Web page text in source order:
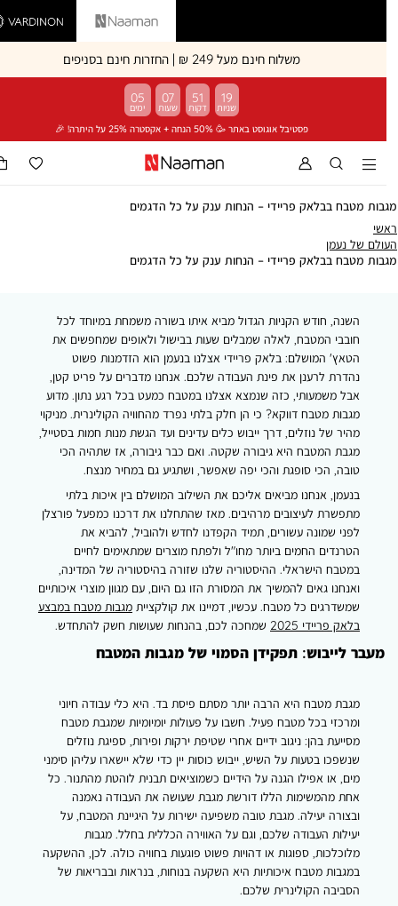
Vardinon Naaman
משלוח חינם מעל 249 ₪ | החזרות חינם בסניפים
פסטיבל אוגוסט באתר 🥳 50% הנחה + אקסטרה 25% על היתרה! 🎉
05 07
מטבח בבלאק פריידי – הנחות ענק על כל הדגמים
ראשי
של נעמןהעולם
של
מטבח בבלאק פריידי – הנחות ענק על כל הדגמיםמגבות
–
הנחות
ענק
על
הדגמים
השנה, חודש הקניות הגדול מביא איתו בשורה משמחת במיוחד לכל
חובבי המטבח, לאלה שמבלים שעות בבישול ולאופים שמחפשים את
הטאץ' המושלם: בלאק פריידי אצלנו בנעמן הוא הזדמנות פשוט
נהדרת לרענן את פינת העבודה שלכם. אנחנו מדברים על פריט קטן,
אבל משמעותי, כזה שנמצא אצלנו במטבח כמעט בכל רגע נתון. מדוע
מגבות מטבח דווקא? כי הן חלק בלתי נפרד מהחוויה הקולינרית. מניקוי
מהיר של נוזלים, דרך ייבוש כלים עדינים ועד הגשת מנות חמות בסטייל,
מגבת המטבח היא גיבורה שקטה. ואם כבר גיבורה, אז שתהיה הכי
טובה, הכי סופגת והכי יפה שאפשר, ושתגיע גם במחיר מנצח.
בנעמן, אנחנו מביאים אליכם את השילוב המושלם בין איכות בלתי
מתפשרת לעיצובים מרהיבים. מאז שהתחלנו את דרכנו כמפעל פורצלן
לפני שמונה עשורים, תמיד הקפדנו לחדש ולהוביל, להביא את
הטרנדים החמים ביותר מחו"ל ולפתח מוצרים שמתאימים לחיים
במטבח הישראלי. ההיסטוריה שלנו שזורה בהיסטוריה של המדינה,
ואנחנו גאים להמשיך את המסורת הזו גם היום, עם מגוון מוצרי איכותיים
שמשדרגים כל מטבח. עכשיו, דמיינו את קולקצייתמגבות מטבח במבצע
בלאק פריידי 2025
שמחכה לכם, בהנחות שעושות חשק להתחדש.
מעבר לייבוש: תפקידן הסמוי של מגבות המטבח
מגבת מטבח היא הרבה יותר מסתם פיסת בד. היא כלי עבודה חיוני
ומרכזי בכל מטבח פעיל. חשבו על פעולות יומיומיות שמגבת מטבח
מסייעת בהן: ניגוב ידיים אחרי שטיפת ירקות ופירות, ספיגת נוזלים
שנשפכו בטעות על השיש, ייבוש כוסות יין כדי שלא יישארו עליהן סימני
מים, או אפילו הגנה על הידיים כשמוציאים תבנית לוהטת מהתנור. כל
אחת מהמשימות הללו דורשת מגבת שעושה את העבודה נאמנה
ובצורה יעילה. מגבת טובה משפיעה ישירות על היגיינת המטבח, על
יעילות העבודה שלכם, וגם על האווירה הכללית בחלל. מגבות
מלוכלכות, ספוגות או דהויות פשוט פוגעות בחוויה כולה. לכן, ההשקעה
במגבות מטבח איכותיות היא השקעה בנוחות, בנראות ובבריאות של
הסביבה הקולינרית שלכם.